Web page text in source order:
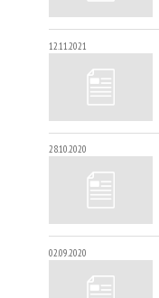
12.11.2021
28.10.2020
02.09.2020